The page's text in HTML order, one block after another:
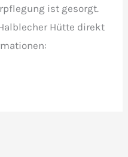
ist gesorgt.
Hütte direkt